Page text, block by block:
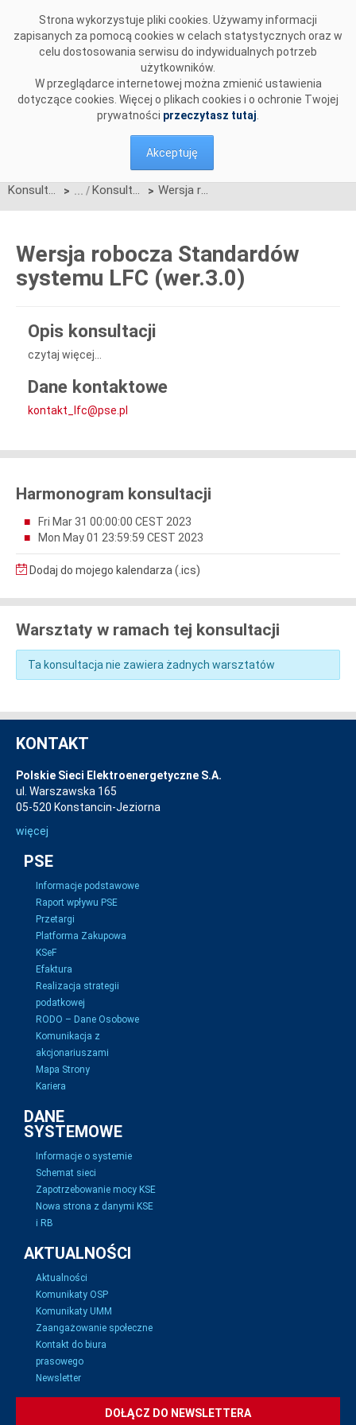
Strona wykorzystuje pliki cookies. Używamy informacji
zapisanych za pomocą cookies w celach statystycznych oraz w
celu dostosowania serwisu do indywidualnych potrzeb
użytkowników.
W przeglądarce internetowej można zmienić ustawienia
dotyczące cookies. Więcej o plikach cookies i o ochronie Twojej
prywatności przeczytasz tutaj
Akceptuję
Konsultacje > Konsultacje zakończone > Wersja robocza Standardów systemu LFC (wer.3.0)
Wersja robocza Standardów
systemu LFC (wer.3.0)
Opis konsultacji
czytaj więcej...
Dane kontaktowe
kontakt_lfc@pse.pl
Harmonogram konsultacji
Fri Mar 31 00:00:00 CEST 2023
Mon May 01 23:59:59 CEST 2023
Dodaj do mojego kalendarza (.ics)
Warsztaty w ramach tej konsultacji
Ta konsultacja nie zawiera żadnych warsztatów
KONTAKT
Polskie Sieci Elektroenergetyczne S.A.
ul. Warszawska 165
05-520 Konstancin-Jeziorna
więcej
PSE
Informacje podstawowe
Raport wpływu PSE
Przetargi
Platforma Zakupowa
KSeF
Efaktura
Realizacja strategii
podatkowej
RODO – Dane Osobowe
Komunikacja z
akcjonariuszami
Mapa Strony
Kariera
DANE
SYSTEMOWE
Informacje o systemie
Schemat sieci
Zapotrzebowanie mocy KSE
Nowa strona z danymi KSE
i RB
AKTUALNOŚCI
Aktualności
Komunikaty OSP
Komunikaty UMM
Zaangażowanie społeczne
Kontakt do biura
prasowego
Newsletter
DOŁĄCZ DO NEWSLETTERA